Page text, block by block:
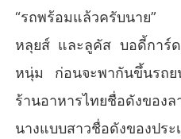
“รถพร้อมแล้วครับนาย”
หลุยส์ และลูคัส บอดี้การ์
หนุ่ม ก่อนจะพากันขึ้นรถย
ร้านอาหารไทยชื่อดังขอ
นางแบบสาวชื่อดังของปร